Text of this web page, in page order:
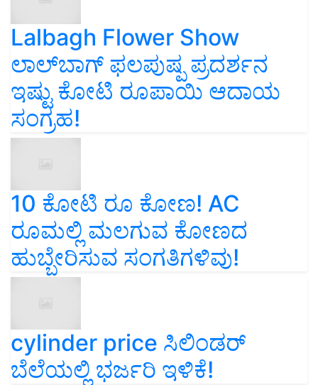
Lalbagh Flower Show
ಲಾಲ್‌ಬಾಗ್ ಫಲಪುಷ್ಪ ಪ್ರದರ್ಶನ
ಇಷ್ಟು ಕೋಟಿ ರೂಪಾಯಿ ಆದಾಯ
ಸಂಗ್ರಹ!
10 ಕೋಟಿ ರೂ ಕೋಣ! AC
ರೂಮಲ್ಲಿ ಮಲಗುವ ಕೋಣದ
ಹುಬ್ಬೇರಿಸುವ ಸಂಗತಿಗಳಿವು!
cylinder price ಸಿಲಿಂಡರ್‌
ಬೆಲೆಯಲ್ಲಿ ಭರ್ಜರಿ ಇಳಿಕೆ!